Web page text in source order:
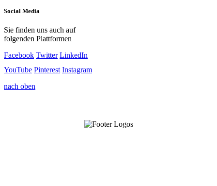
Social Media
Sie finden uns auch auf
folgenden Plattformen
Facebook Twitter LinkedIn
YouTube Pinterest Instagram
nach oben